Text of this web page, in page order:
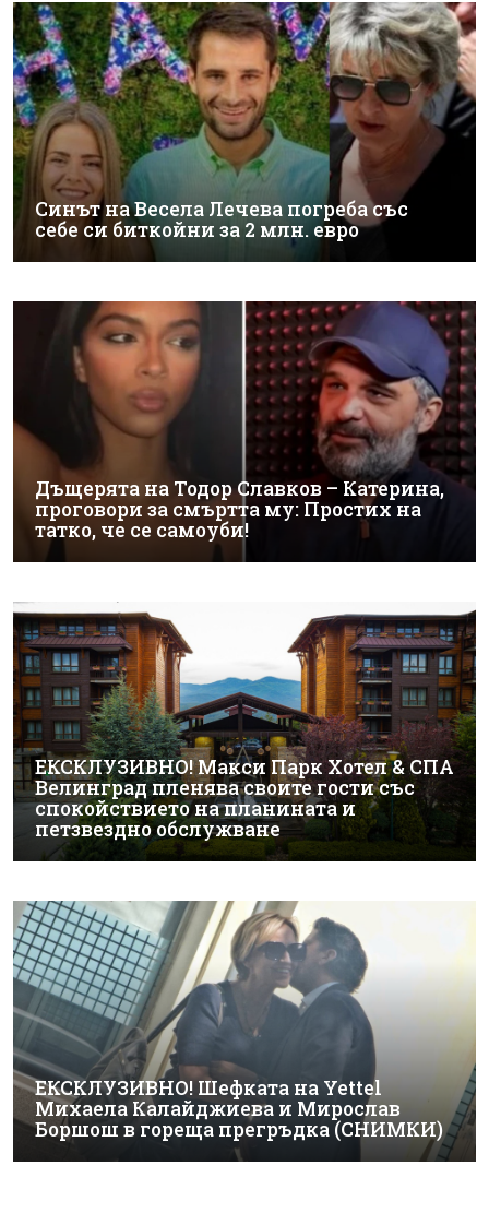
Синът на Весела Лечева погреба със
себе си биткойни за 2 млн. евро
Дъщерята на Тодор Славков – Катерина,
проговори за смъртта му: Простих на
татко, че се самоуби!
ЕКСКЛУЗИВНО! Макси Парк Хотел & СПА
Велинград пленява своите гости със
спокойствието на планината и
петзвездно обслужване
ЕКСКЛУЗИВНО! Шефката на Yettel
Михаела Калайджиева и Мирослав
Боршош в гореща прегръдка (СНИМКИ)